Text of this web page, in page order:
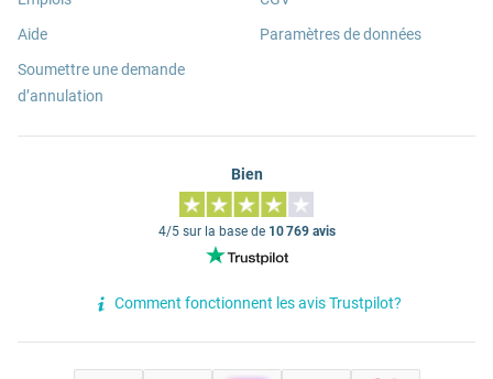
Aide
Soumettre une demande
d’annulation
Paramètres de données
Bien
4/5 sur la base de 10 769 avis
Comment fonctionnent les avis Trustpilot?